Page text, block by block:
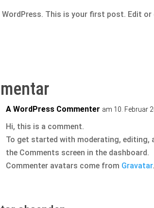
WordPress. This is your first post. Edit
A WordPress Commenter am 10. Februar
Hi, this is a comment.
To get started with moderating, editing,
the Comments screen in the dashboard.
Commenter avatars come from Gravatar.